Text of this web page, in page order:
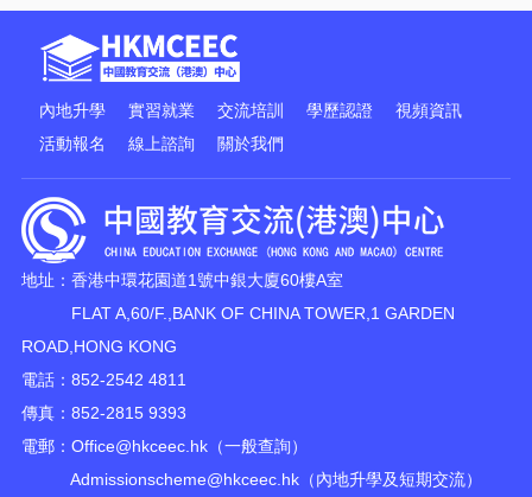
內地升學 實習就業 交流培訓 學歷認證
視頻資訊
活動報名
線上諮詢 關於我們
地址：香港中環花園道1號中銀大廈60樓A室
FLAT A,60/F.,BANK OF CHINA TOWER,1 GARDEN
ROAD,HONG KONG
電話：852-2542 4811
傳真：852-2815 9393
電郵： Office@hkceec.hk（一般查詢）
Admissionscheme@hkceec.hk（內地升學及短期交流）